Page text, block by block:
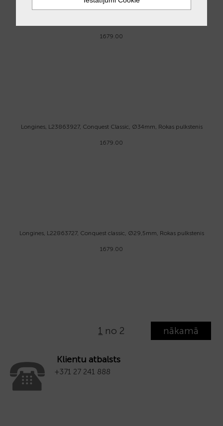
1679.00
Longines, L23863927, Conquest Classic, Ø34mm, Rokas pulkstenis
1679.00
Longines, L22863727, Conquest classic, Ø29,5mm, Rokas pulkstenis
1679.00
1 no 2 nākamā
Klientu atbalsts
+371 27 241 888